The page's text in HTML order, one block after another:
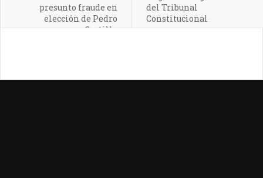
presunto fraude en
elección de Pedro
Castillo
del Tribunal
Constitucional